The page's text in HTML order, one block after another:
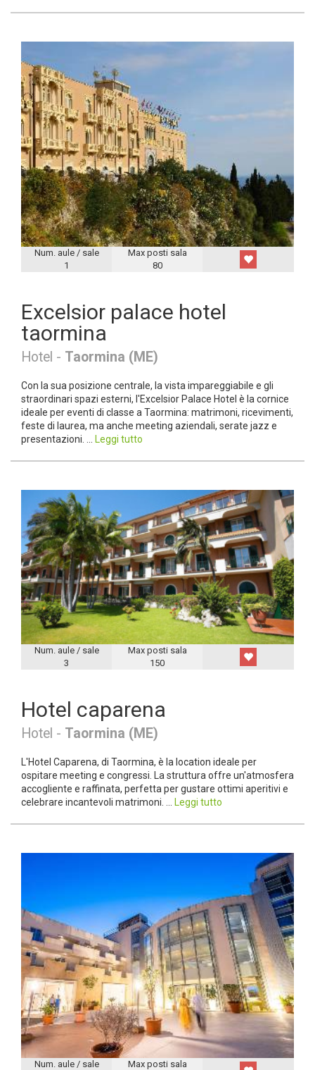
Num. aule / sale
1
Max posti sala
80
Excelsior palace hotel
taormina
Hotel - Taormina (ME)
Con la sua posizione centrale, la vista impareggiabile e gli
straordinari spazi esterni, l'Excelsior Palace Hotel è la cornice
ideale per eventi di classe a Taormina: matrimoni, ricevimenti,
feste di laurea, ma anche meeting aziendali, serate jazz e
presentazioni. ...
Leggi tutto
Num. aule / sale
3
Max posti sala
150
Hotel caparena
Hotel - Taormina (ME)
L'Hotel Caparena, di Taormina, è la location ideale per
ospitare meeting e congressi. La struttura offre un'atmosfera
accogliente e raffinata, perfetta per gustare ottimi aperitivi e
celebrare incantevoli matrimoni. ... Leggi tutto
Num. aule / sale
Max posti sala